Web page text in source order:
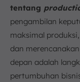
Manufaktur
a.
b.
c. Mengukur
d.
e.
tentang
pengambilan
maksimal
dan
depan adalah
pertumbuhan